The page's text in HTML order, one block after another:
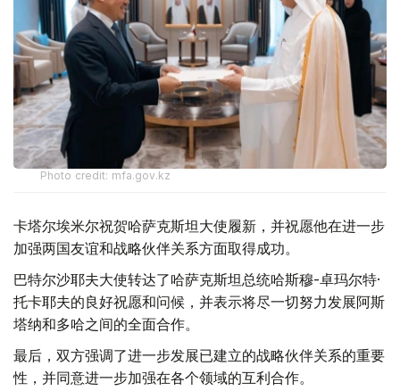
Photo credit: mfa.gov.kz
卡塔尔埃米尔祝贺哈萨克斯坦大使履新，并祝愿他在进一步
加强两国友谊和战略伙伴关系方面取得成功。
巴特尔沙耶夫大使转达了哈萨克斯坦总统哈斯穆-卓玛尔特·
托卡耶夫的良好祝愿和问候，并表示将尽一切努力发展阿斯
塔纳和多哈之间的全面合作。
最后，双方强调了进一步发展已建立的战略伙伴关系的重要
性，并同意进一步加强在各个领域的互利合作。